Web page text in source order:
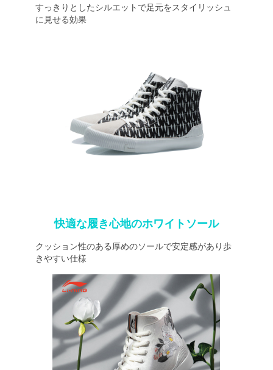
すっきりとしたシルエットで足元をスタイリッシュ
に見せる効果
快適な履き心地のホワイトソール
クッション性のある厚めのソールで安定感があり歩
きやすい仕様